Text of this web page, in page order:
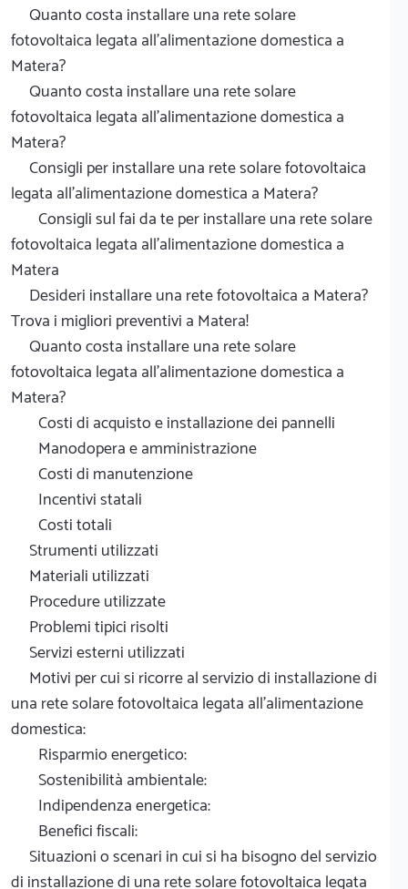
Quanto costa installare una rete solare
fotovoltaica legata all'alimentazione domestica a
Matera?
Quanto costa installare una rete solare
fotovoltaica legata all'alimentazione domestica a
Matera?
Consigli per installare una rete solare fotovoltaica
legata all'alimentazione domestica a Matera?
Consigli sul fai da te per installare una rete solare
fotovoltaica legata all'alimentazione domestica a
Matera
Desideri installare una rete fotovoltaica a Matera?
Trova i migliori preventivi a Matera!
Quanto costa installare una rete solare
fotovoltaica legata all'alimentazione domestica a
Matera?
Costi di acquisto e installazione dei pannelli
Manodopera e amministrazione
Costi di manutenzione
Incentivi statali
Costi totali
Strumenti utilizzati
Materiali utilizzati
Procedure utilizzate
Problemi tipici risolti
Servizi esterni utilizzati
Motivi per cui si ricorre al servizio di installazione di
una rete solare fotovoltaica legata all'alimentazione
domestica:
Risparmio energetico:
Sostenibilità ambientale:
Indipendenza energetica:
Benefici fiscali:
Situazioni o scenari in cui si ha bisogno del servizio
di installazione di una rete solare fotovoltaica legata